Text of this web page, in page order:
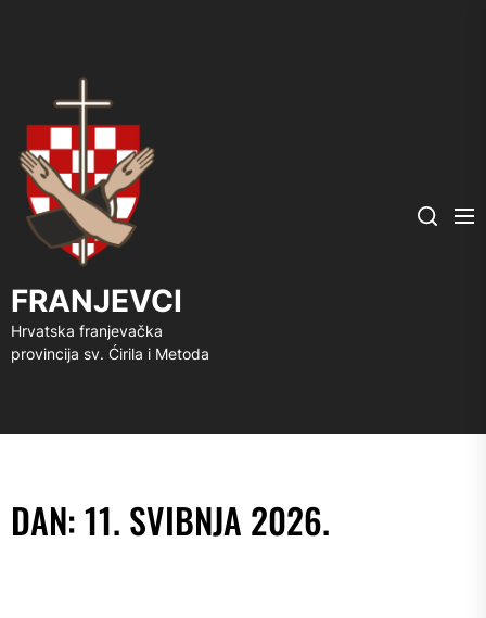
FRANJEVCI
Hrvatska franjevačka
provincija sv. Ćirila i Metoda
Search
DAN:11. SVIBNJA 2026.